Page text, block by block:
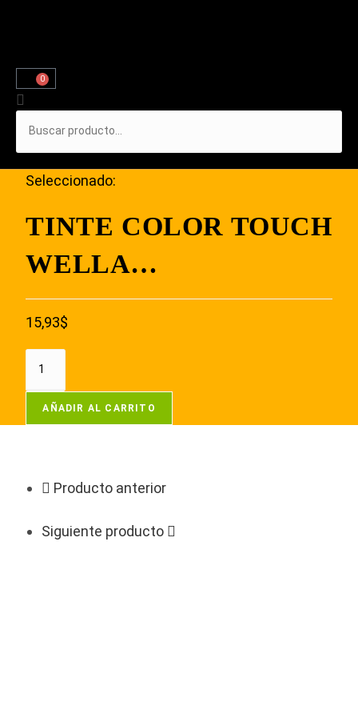
0
Seleccionado:
TINTE COLOR TOUCH
WELLA…
15,93$
AÑADIR AL CARRITO
Producto anterior
Siguiente producto